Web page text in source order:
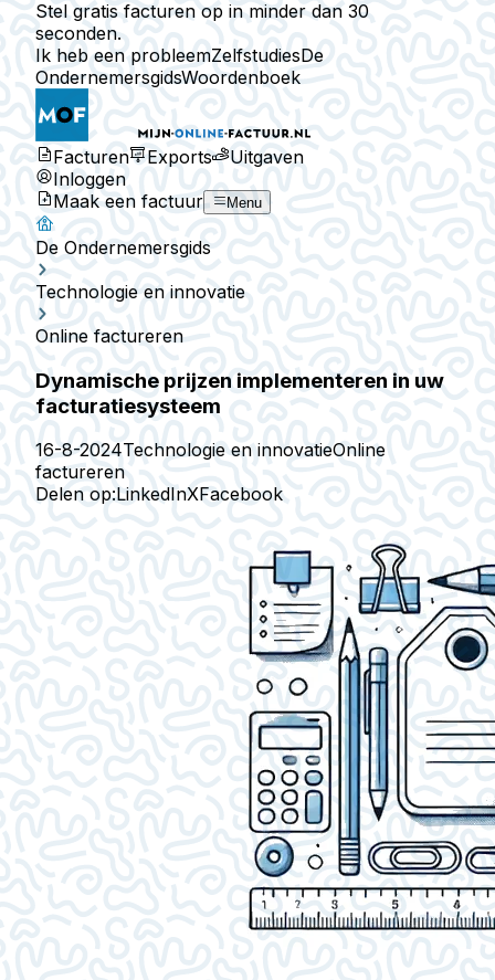
Stel gratis facturen op in minder dan 30
seconden.
Ik heb een probleemZelfstudiesDe
OndernemersgidsWoordenboek
Facturen Exports
Uitgaven
Inloggen
Maak een factuur
Menu
De Ondernemersgids
Technologie en innovatie
Online factureren
Dynamische prijzen implementeren in uw
facturatiesysteem
16-8-2024Technologie en innovatieOnline
factureren
Delen op:LinkedInXFacebook